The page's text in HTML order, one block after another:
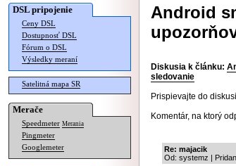
DSL pripojenie
Ceny DSL
Dostupnosť DSL
Fórum o DSL
Výsledky meraní
Satelitná mapa SR
Merače
Speedmeter Merania
Pingmeter
Googlemeter
Android
Diskusia k článku:
sledovanie
Prispievajte do
Komentár, na ktorý
Re: majacik
Od: systemz |